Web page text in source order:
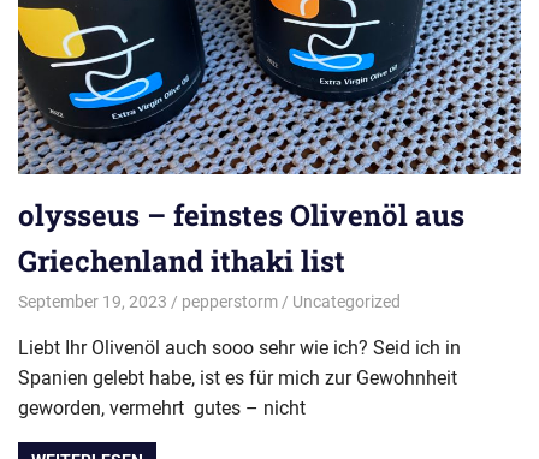
olysseus – feinstes Olivenöl aus
Griechenland ithaki list
September 19, 2023 pepperstorm Uncategorized
Liebt Ihr Olivenöl auch sooo sehr wie ich? Seid ich in
Spanien gelebt habe, ist es für mich zur Gewohnheit
geworden, vermehrt gutes – nicht